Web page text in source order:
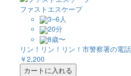
ファストエスケープ
3~6人
20分
8歳〜
リン！リン！リン！市警察署の電
￥2,200
カートに入れる